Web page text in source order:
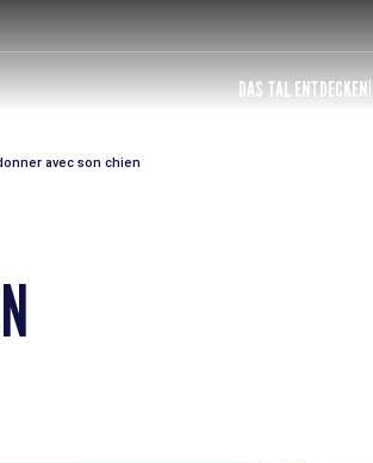
DAS TAL ENTDECKEN
avec son chien